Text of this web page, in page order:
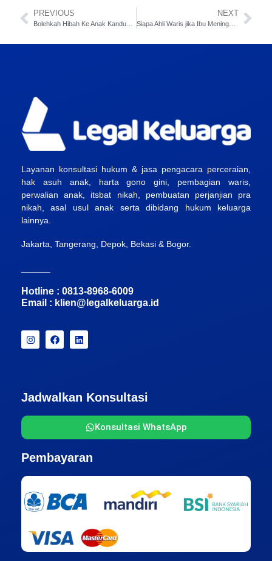
PREVIOUS
Bolehkah Hibah Ke Anak Kandung ?
NEXT
Siapa Ahli Waris jika Ibu Meninggal ?
Layanan konsultasi hukum & jasa pengacara perceraian,
hak asuh anak, harta gono gini, pembagian waris,
perwalian anak, itsbat nikah, pembuatan perjanjian pra
nikah, asal usul anak serta dibidang hukum keluarga
lainnya.
Jakarta, Tangerang, Depok, Bekasi & Bogor.
Hotline : 0813-8968-6009
Email : klien@legalkeluarga.id
Jadwalkan Konsultasi
Konsultasi WhatsApp
Pembayaran